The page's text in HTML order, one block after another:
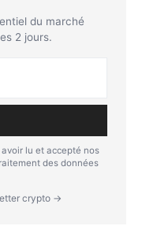
du marché
2 jours.
lu et accepté nos
des données
crypto →